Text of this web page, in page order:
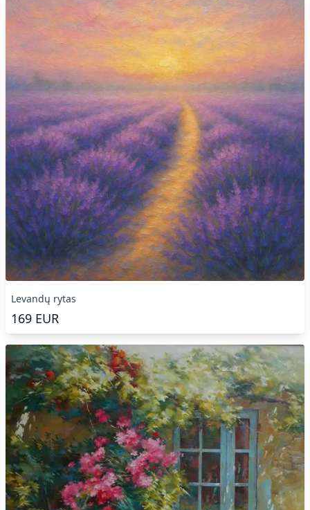
Levandų rytas
169 EUR